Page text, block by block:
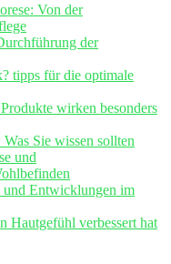
Von der
der⁢
tipps für​ die optimale
wirken besonders
Sie wissen ⁤sollten
und
und Entwicklungen im
Hautgefühl verbessert hat